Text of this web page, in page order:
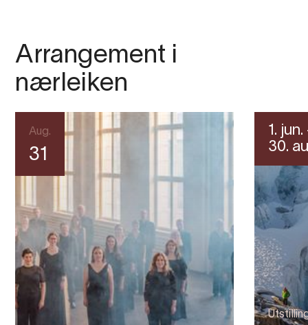
Arrangement i
nærleiken
Aug.
31
1. jun.
30.